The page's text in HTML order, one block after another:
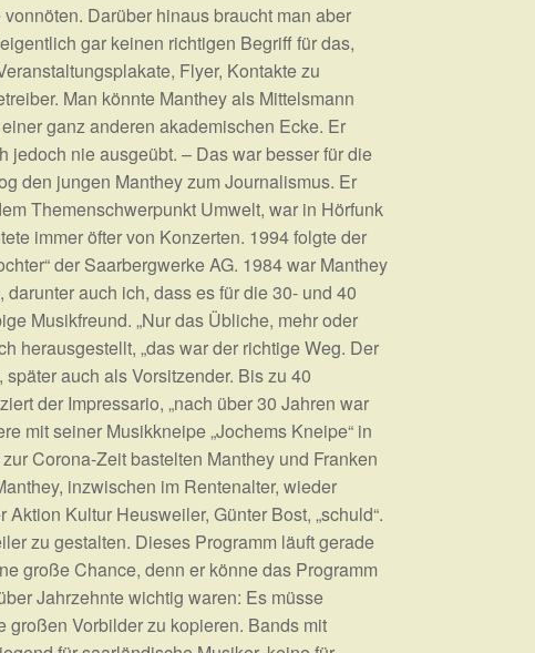
Darüber hinaus braucht man aber
gar keinen richtigen Begriff für das,
Flyer, Kontakte zu
Man könnte Manthey als Mittelsmann
ganz anderen akademischen Ecke. Er
jedoch nie ausgeübt. – Das war besser für die
den jungen Manthey zum Journalismus. Er
Themenschwerpunkt Umwelt, war in Hörfunk
immer öfter von Konzerten. 1994 folgte der
der Saarbergwerke AG. 1984 war Manthey
auch ich, dass es für die 30- und 40
Musikfreund. „Nur das Übliche, mehr oder
herausgestellt, „das war der richtige Weg. Der
auch als Vorsitzender. Bis zu 40
der Impressario, „nach über 30 Jahren war
mit seiner Musikkneipe „Jochems Kneipe“ in
Corona-Zeit bastelten Manthey und Franken
inzwischen im Rentenalter, wieder
Kultur Heusweiler, Günter Bost, „schuld“.
zu gestalten. Dieses Programm läuft gerade
große Chance, denn er könne das Programm
Jahrzehnte wichtig waren: Es müsse
Vorbilder zu kopieren. Bands mit